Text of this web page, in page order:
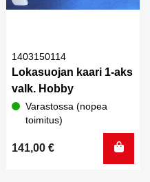
1403150114
Lokasuojan kaari 1-aks
valk. Hobby
Varastossa (nopea
toimitus)
141,00 €